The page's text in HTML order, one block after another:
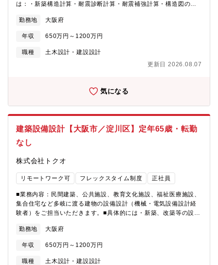
は：・新築構造計算・耐震診断計算・耐震補強計算・構造図の作
各種申請業務・各種検査の立ち合い※応募者の方のご経験によっ
て担当や役割を決めさせていただきます。キャリア1年目からベテ
ラン層まで幅広く募集致します。■魅力・特徴：・同社はフレック
ス制度や在宅勤務制度の導入や年間休日数の増加など、社員が働
近年は、民間施設の企画・設計・監理へも参画しており、今後は
共施設・教育文化施設・福祉医療施設、集合住宅など様々な建物
の基本設計から実施設計、工事監理を行います。新築、改修共に
お客様や利用者の想いを細部まで汲み取り、周辺環境や景観にも
配慮した設計を行います。■採用背景：業績好調につき増員拡大採
用です。在宅勤務をご希望の方も歓迎致します。面接時にご相談
ください。■求める人物像：・コミュニケーション力・調整力・折
衝力が高い方 ・お客さまの意図をきちんと受け止め、理解し、
できる方 ・品質とコンプライアンス意識を常に保てる方
勤務地 大阪府
年収 650万円～1200万円
職種
土木設計・建設設計
更新日 2026.08.07
気になる
建築設備設計【大阪市／淀川区】定年65歳・転勤
なし
株式会社トクオ
リモートワーク可 フレックスタイム制度 正社員
■業務内容：民間建築、公共施設、教育文化施設、福祉医療施設、
集合住宅など多岐に渡る建物の設備設計（機械・電気設備設計経
験者）をご担当いただきます。■具体的には・新築、改築等の設
りまとめ・確認申請などの申請業務・工事監理・お客様との打合
せ■魅力・特徴・同社はフレックス制度や在宅勤務制度の導入や年
間休日数の増加など、社員が働きやすさを向上させる取り組みを
積極的に導入しております。・近年は、民間施設の企画・設計・
勤務地 大阪府
年収 650万円～1200万円
職種
土木設計・建設設計